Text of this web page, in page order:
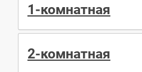
1-комнатная
2-комнатная